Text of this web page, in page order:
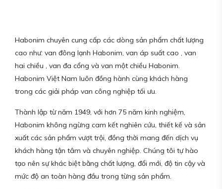
Habonim chuyên cung cấp các dòng sản phẩm chất lượng
cao như: van đông lạnh Habonim, van áp suất cao , van
hai chiều , van đa cổng và van một chiều Habonim.
Habonim Việt Nam luôn đồng hành cùng khách hàng
trong các giải pháp van công nghiệp tối ưu.
Thành lập từ năm 1949, với hơn 75 năm kinh nghiệm,
Habonim không ngừng cam kết nghiên cứu, thiết kế và sản
xuất các sản phẩm vượt trội, đồng thời mang đến dịch vụ
khách hàng tận tâm và chuyên nghiệp. Chúng tôi tự hào
tạo nên sự khác biệt bằng chất lượng, đổi mới, độ tin cậy và
mức độ an toàn hàng đầu trong từng sản phẩm.